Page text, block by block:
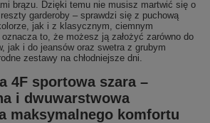
brązu. Dzięki temu nie musisz martwić się o
garderoby – sprawdzi się z puchową
jak i z klasycznym, ciemnym
to, że możesz ją założyć zarówno do
jak i do jeansów oraz swetra z grubym
zestawy na chłodniejsze dni.
4F sportowa szara –
i dwuwarstwowa
maksymalnego komfortu